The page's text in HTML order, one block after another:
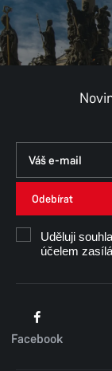
Odebírat
Uděluji
účelem
Facebook